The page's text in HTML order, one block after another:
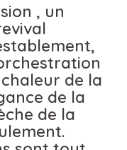
, un
de la
de la
de la